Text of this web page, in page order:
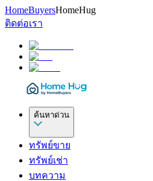
HomeBuyersHomeHug
ติดต่อเรา
ค้นหาด่วน
ทรัพย์ขาย
ทรัพย์เช่า
บทความ